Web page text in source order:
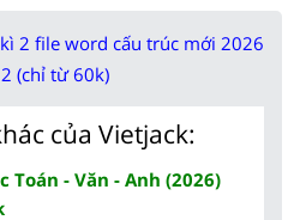
2 file word cấu trúc mới 2026
(chỉ từ 60k)
của Vietjack:
Toán - Văn - Anh (2026)